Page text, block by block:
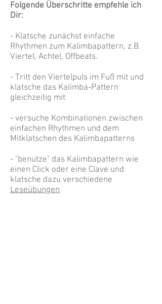
Folgende Überschritte empfehle ich
Dir:
- Klatsche zunächst einfache
Rhythmen zum Kalimbapattern, z.B.
Viertel, Achtel, Offbeats.
- Tritt den Viertelpuls im Fuß mit und
klatsche das Kalimba-Pattern
gleichzeitig mit
- versuche Kombinationen zwischen
einfachen Rhythmen und dem
Mitklatschen des Kalimbapatterns
- "benutze" das Kalimbapattern wie
einen Click oder eine Clave und
klatsche dazu verschiedene
Leseübungen